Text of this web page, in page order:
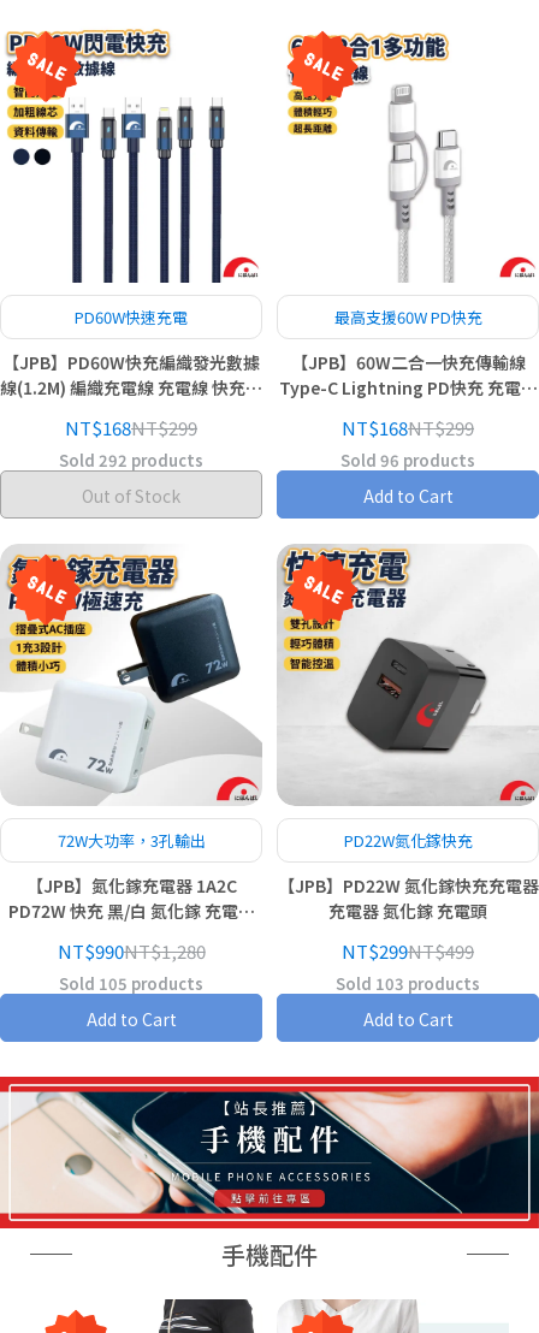
PD60W快速充電
【JPB】PD60W快充編織發光數據
線(1.2M) 編織充電線 充電線 快充線
NT$168NT$299
Sold 292 products
Out of Stock
最高支援60W PD快充
【JPB】60W二合一快充傳輸線
Type-C Lightning PD快充 充電線
NT$168NT$299
Sold 96 products
Add to Cart
72W大功率，3孔輸出
【JPB】氮化鎵充電器 1A2C
PD72W 快充 黑/白 氮化鎵 充電器
NT$990NT$1,280
Sold 105 products
Add to Cart
PD22W氮化鎵快充
【JPB】PD22W 氮化鎵快充充電器
充電器 氮化鎵 充電頭
NT$299NT$499
Sold 103 products
Add to Cart
手機配件